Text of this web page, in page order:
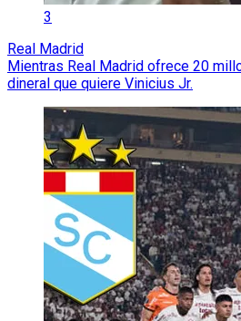
3
Real Madrid
Mientras Real Madrid ofrece 20
dineral que quiere Vinicius Jr.